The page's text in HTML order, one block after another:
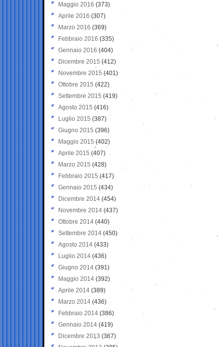
Maggio 2016 (373)
Aprile 2016 (307)
Marzo 2016 (369)
Febbraio 2016 (335)
Gennaio 2016 (404)
Dicembre 2015 (412)
Novembre 2015 (401)
Ottobre 2015 (422)
Settembre 2015 (419)
Agosto 2015 (416)
Luglio 2015 (387)
Giugno 2015 (396)
Maggio 2015 (402)
Aprile 2015 (407)
Marzo 2015 (428)
Febbraio 2015 (417)
Gennaio 2015 (434)
Dicembre 2014 (454)
Novembre 2014 (437)
Ottobre 2014 (440)
Settembre 2014 (450)
Agosto 2014 (433)
Luglio 2014 (436)
Giugno 2014 (391)
Maggio 2014 (392)
Aprile 2014 (389)
Marzo 2014 (436)
Febbraio 2014 (386)
Gennaio 2014 (419)
Dicembre 2013 (367)